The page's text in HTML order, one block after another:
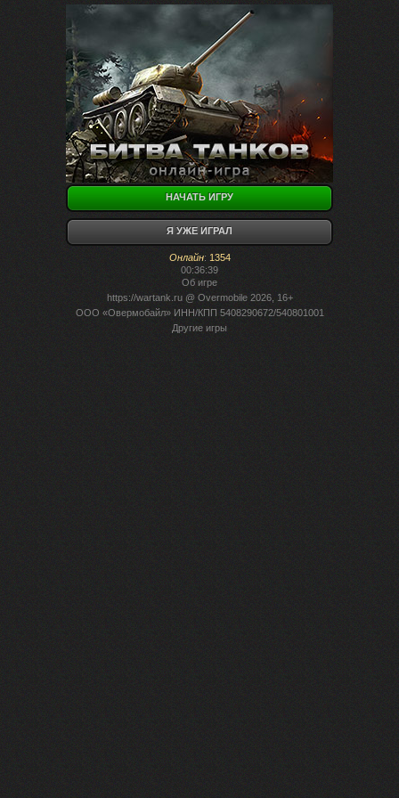
НАЧАТЬ ИГРУ
Я УЖЕ ИГРАЛ
Онлайн: 1354
00:36:39
Об игре
https://wartank.ru@ Overmobile 2026, 16+
ООО «Овермобайл» ИНН/КПП 5408290672/540801001
Другие игры